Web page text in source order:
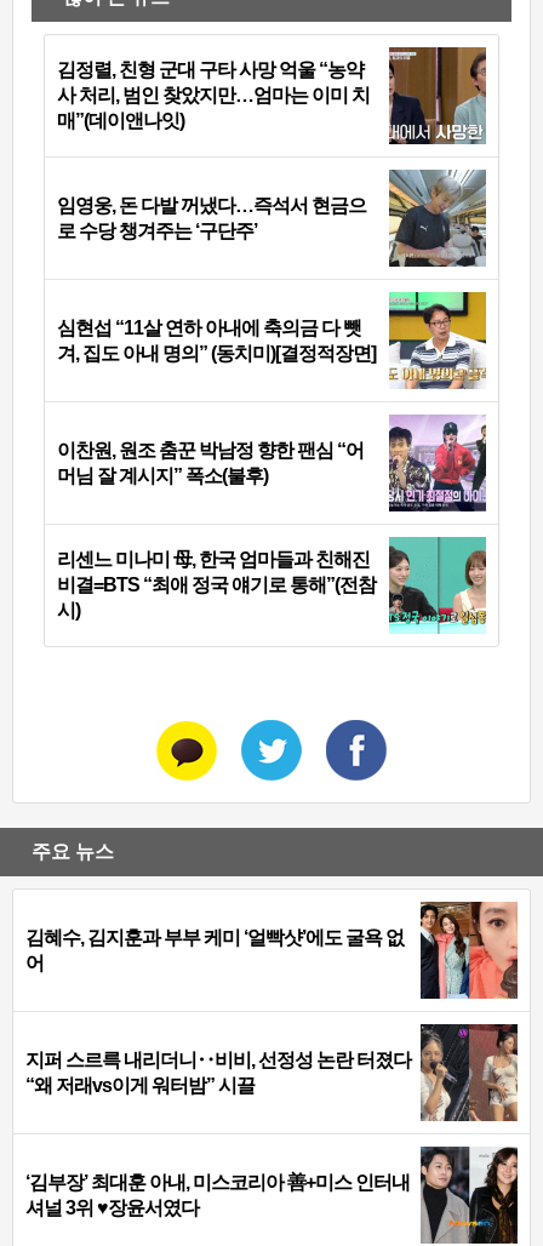
김정렬, 친형 군대 구타 사망 억울 “농약
사 처리, 범인 찾았지만…엄마는 이미 치
매”(데이앤나잇)
임영웅, 돈 다발 꺼냈다…즉석서 현금으
로 수당 챙겨주는 ‘구단주’
심현섭 “11살 연하 아내에 축의금 다 뺏
겨, 집도 아내 명의” (동치미)[결정적장면]
이찬원, 원조 춤꾼 박남정 향한 팬심 “어
머님 잘 계시지” 폭소(불후)
리센느 미나미 母, 한국 엄마들과 친해진
비결=BTS “최애 정국 얘기로 통해”(전참
시)
주요 뉴스
김혜수, 김지훈과 부부 케미 ‘얼빡샷’에도 굴욕 없
어
지퍼 스르륵 내리더니‥비비, 선정성 논란 터졌다
“왜 저래vs이게 워터밤” 시끌
‘김부장’ 최대훈 아내, 미스코리아 善+미스 인터내
셔널 3위 ♥장윤서였다